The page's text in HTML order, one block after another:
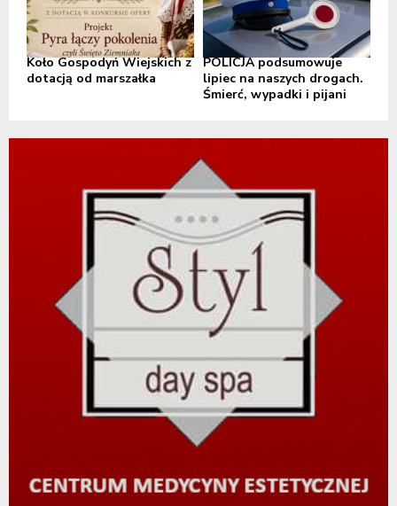
Koło Gospodyń Wiejskich z
dotacją od marszałka
POLICJA podsumowuje
lipiec na naszych drogach.
Śmierć, wypadki i pijani